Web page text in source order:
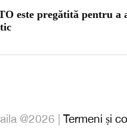
este pregătită pentru a
@2026 | Termeni și